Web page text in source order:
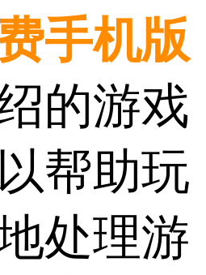
手机版
的游戏
帮助玩
处理游